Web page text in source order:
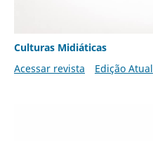
Culturas Midiáticas
Acessar revista
Edição Atual